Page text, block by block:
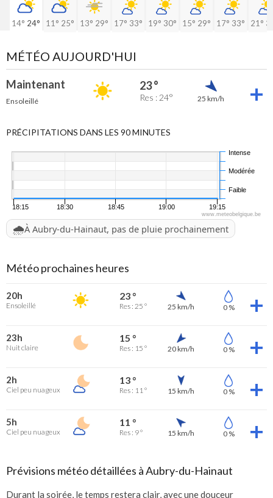
14° 24° 11° 25° 13° 29° 17° 33° 19° 30° 15° 29° 17° 33° 21°
MÉTÉO AUJOURD'HUI
Maintenant
Ensoleillé
23 °
Res : 24° 25 km/h
PRÉCIPITATIONS DANS LES 90 MINUTES
18:15 18:30 18:45 19:00 19:15
Faible
Modérée
Intense
www.meteobelgique.be
🌧️À Aubry-du-Hainaut, pas de pluie prochainement
Météo prochaines heures
20h
Ensoleillé
23 °
Res : 25 ° 25 km/h 0 %
23h
Nuit claire
15 °
Res : 15 ° 20 km/h 0 %
2h
Ciel peu nuageux
13 °
Res : 11 ° 15 km/h 0 %
5h
Ciel peu nuageux
11 °
Res : 9 ° 15 km/h 0 %
Prévisions météo détaillées à Aubry-du-Hainaut
Durant la soirée, le temps restera clair, avec une douceur